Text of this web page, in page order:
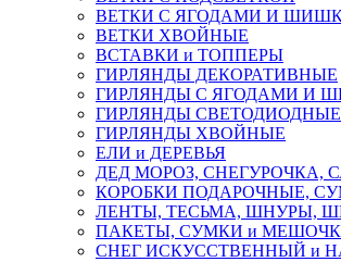
ВЕТКИ С ЯГОДАМИ И
ВЕТКИ ХВОЙНЫЕ
ВСТАВКИ и ТОППЕРЫ
ГИРЛЯНДЫ ДЕКОРАТИВНЫЕ
ГИРЛЯНДЫ С ЯГОДАМИ И
ГИРЛЯНДЫ СВЕТОДИОДНЫЕ
ГИРЛЯНДЫ ХВОЙНЫЕ
ЕЛИ и ДЕРЕВЬЯ
ДЕД МОРОЗ, СНЕГУРОЧКА,
КОРОБКИ ПОДАРОЧНЫЕ,
ЛЕНТЫ, ТЕСЬМА, ШНУРЫ,
ПАКЕТЫ, СУМКИ и
СНЕГ ИСКУССТВЕННЫЙ и